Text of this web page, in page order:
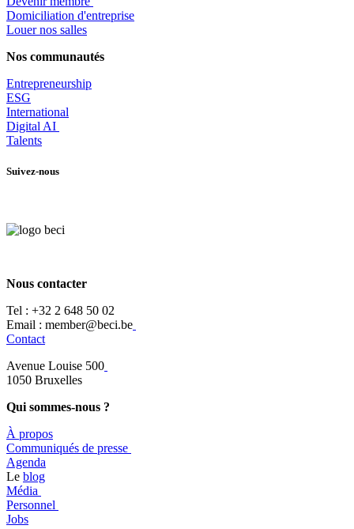
​Domiciliation d'entreprise
Louer nos salles
Nos communautés
Entrepreneurship
ESG
International
Digital AI
Talents
Suivez-nous
Nous contacter
Tel : +32 2 648 50 02​
​​Email : member@beci.be
Contact
Avenue Louise 500
​1050 Bruxelles
Qui sommes-nous ?
À propos
​​Communiqués de presse
​Agenda
​​Le blog
​Média
Personnel
Jobs